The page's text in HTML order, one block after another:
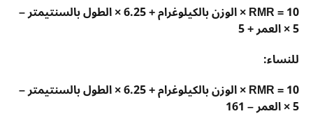
RMR = 10 × الوزن بالكيلوغرام + 6.25 × الطول بالسنتيمتر –
5 × العمر + 5
للنساء:
RMR = 10 × الوزن بالكيلوغرام + 6.25 × الطول بالسنتيمتر –
5 × العمر – 161